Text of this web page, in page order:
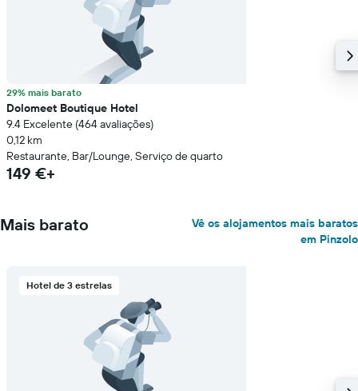
29% mais barato
Dolomeet Boutique Hotel
9.4 Excelente (464 avaliações)
0,12 km
Restaurante, Bar/Lounge, Serviço de quarto
149 €+
Mais barato
Vê os alojamentos mais baratos
em Pinzolo
Hotel de 3 estrelas